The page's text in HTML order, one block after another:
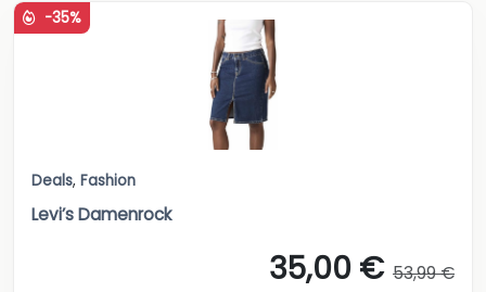
-35%
Deals, Fashion
Levi’s Damenrock
35,00 € 53,99 €